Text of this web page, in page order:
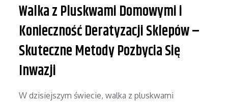
Walka z Pluskwami Domowymi i
Konieczność Deratyzacji Sklepów –
Skuteczne Metody Pozbycia Się
Inwazji
W dzisiejszym świecie, walka z pluskwami